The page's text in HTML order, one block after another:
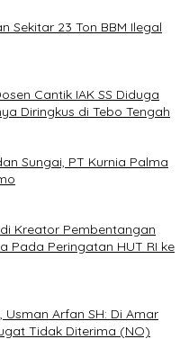
Sekitar 23 Ton BBM Ilegal
Cantik IAK SS Diduga
Diringkus di Tebo Tengah
Sungai, PT Kurnia Palma
Kreator Pembentangan
Pada Peringatan HUT RI ke
Arfan SH: Di Amar
Tidak Diterima (NO)